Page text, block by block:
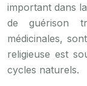
important dans
de guérison
médicinales,
religieuse est
cycles naturels.